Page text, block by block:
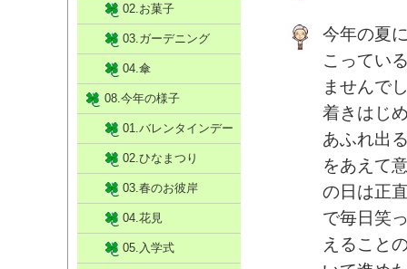
今年の夏
こってい
ませんで
着きはじ
あふれ出
をあえて
の日は正
で毎日笑
えること
02.お菓子
03.ガーデニング
04.傘
08.今年の様子
01.バレンタインデー
02.ひなまつり
03.春のお彼岸
04.花見
05.入学式